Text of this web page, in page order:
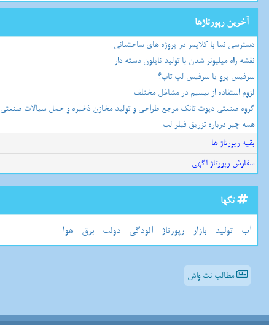
آخرین رپورتاژها
دسترسی نما با کلایمر در پروژه های ساختمانی
نقشه راه میلیونر شدن با تولید نایلون دسته دار
سرفیس پرو یا سرفیس لپ تاپ؟
لزوم استفاده از بیسیم در مشاغل مختلف
گروه صنعتی دپوت تانک مرجع طراحی و تولید مخازن ذخیره و حمل سیالات صنعتی
همه چیز درباره تزریق فیلر لب
بقیه رپورتاژ ها
سفارش رپورتاژ آگهی
تگها
آب تولید بازار رپورتاژ آلودگی دولت برق هوا
مطالب نت واش